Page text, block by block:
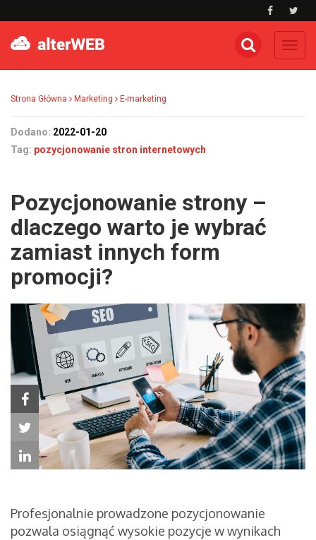
Strona Główna Marketing E-marketing
Dodano: 2022-01-20
Tag: pozycjonowanie stron internetowych
Pozycjonowanie strony –
dlaczego warto je wybrać
zamiast innych form
promocji?
Profesjonalnie prowadzone pozycjonowanie
pozwala osiągnąć wysokie pozycje w wynikach